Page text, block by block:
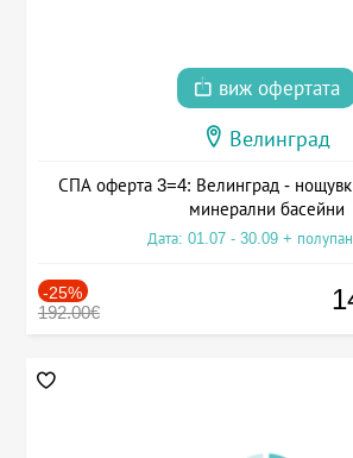
виж офертата
Велинград
СПА оферта 3=4: Велинград -
минерални басейни
Дата: 01.07 - 30.09 +
-25%
192.00€